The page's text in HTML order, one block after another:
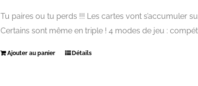
Tu paires ou tu perds !!! Les cartes vont s’accumuler
Certains sont même en triple ! 4 modes de jeu :
Ajouter au panier Détails